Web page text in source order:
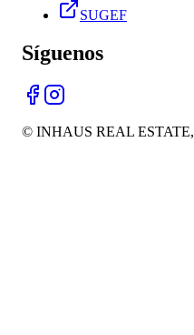
SUGEF
Síguenos
© INHAUS REAL ESTATE,